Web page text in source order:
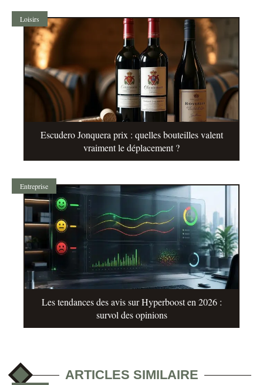
Loisirs
Escudero Jonquera prix : quelles bouteilles valent
vraiment le déplacement ?
Entreprise
Les tendances des avis sur Hyperboost en 2026 :
survol des opinions
ARTICLES SIMILAIRE